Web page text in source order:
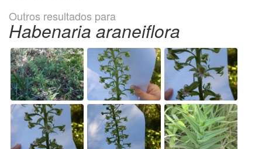
Outros resultados para
Habenaria araneiflora